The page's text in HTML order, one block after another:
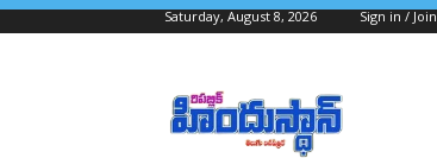
Saturday, August 8, 2026 Sign in / Join